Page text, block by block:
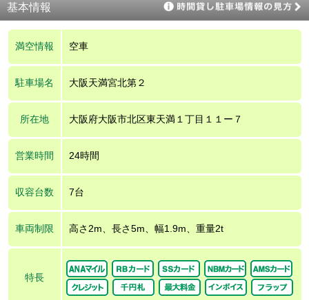
基本情報
満空情報 空車
駐車場名 大阪天満宮北第２
所在地 大阪府大阪市北区東天満１丁目１１ー７
営業時間 24時間
収容台数 7台
車両制限 高さ2m、長さ5m、幅1.9m、重量2t
特長